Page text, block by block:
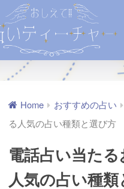
Home おすすめの占い
る人気の占い種類と選び方
電話占い当た
人気の占い種